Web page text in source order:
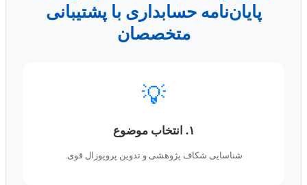
پایان‌نامه حسابداری با پشتیبانی
متخصصان
💡
شناسایی شکاف پژوهشی و تدوین پروپوزال قوی.